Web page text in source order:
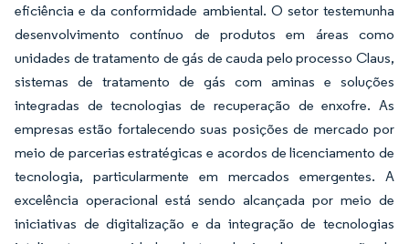
eficiência e da conformidade ambiental. O setor testemunha
desenvolvimento contínuo de produtos em áreas como
unidades de tratamento de gás de cauda pelo processo Claus,
sistemas de tratamento de gás com aminas e soluções
integradas de tecnologias de recuperação de enxofre. As
empresas estão fortalecendo suas posições de mercado por
meio de parcerias estratégicas e acordos de licenciamento de
tecnologia, particularmente em mercados emergentes. A
excelência operacional está sendo alcançada por meio de
iniciativas de digitalização e da integração de tecnologias